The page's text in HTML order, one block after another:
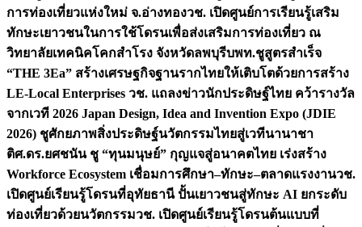
การท่องเที่ยวแห่งใหม่ จ.อ่างทองวช. เปิดศูนย์การเรียนรู้เสริม
ทักษะเยาวชนในการใช้โดรนเพื่อส่งเสริมการท่องเที่ยว ณ
วิทยาลัยเทคนิคโคกสำโรง จังหวัดลพบุรีบพท.ชูสูตรสำเร็จ
“THE 3Ea” สร้างเศรษฐกิจฐานรากไทยให้เติบโตด้วยการสร้าง
LE-Local Enterprises วช. แถลงข่าวนักประดิษฐ์ไทย คว้ารางวัล
จากเวที 2026 Japan Design, Idea and Invention Expo (JDIE
2026) ชูศักยภาพสิ่งประดิษฐ์นวัตกรรมไทยสู่เวทีนานาชา
ติศ.ดร.ยศชนัน ชู “ทุนมนุษย์” กุญแจสู่อนาคตไทย เร่งสร้าง
Workforce Ecosystem เชื่อมการศึกษา–ทักษะ–ตลาดแรงงานวช.
เปิดศูนย์เรียนรู้โดรนที่อุทัยธานี ปั้นเยาวชนสู่ทักษะ AI ยกระดับ
ท่องเที่ยวด้วยนวัตกรรมวช. เปิดศูนย์เรียนรู้โดรนต้นแบบที่